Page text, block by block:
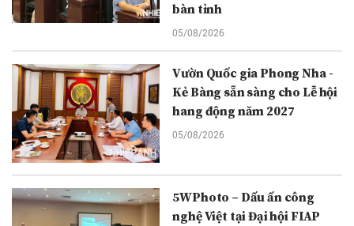
bàn tỉnh
05/08/2026
Vườn Quốc gia Phong Nha -
Kẻ Bàng sẵn sàng cho Lễ hội
hang động năm 2027
05/08/2026
5WPhoto – Dấu ấn công
nghệ Việt tại Đại hội FIAP